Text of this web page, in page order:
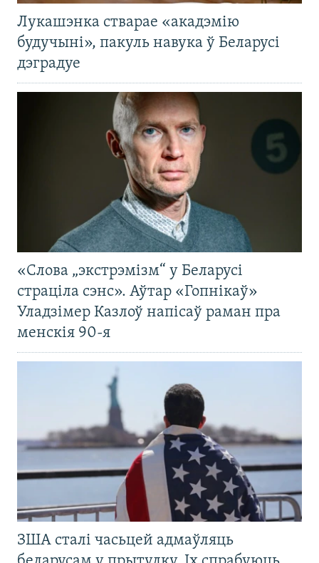
Лукашэнка стварае «акадэмію
будучыні», пакуль навука ў Беларусі
дэградуе
«Слова „экстрэмізм“ у Беларусі
страціла сэнс». Аўтар «Гопнікаў»
Уладзімер Казлоў напісаў раман пра
менскія 90-я
ЗША сталі часьцей адмаўляць